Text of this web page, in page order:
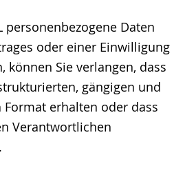
personenbezogene Daten
oder einer Einwilligung
können Sie verlangen, dass
gängigen und
erhalten oder dass
Verantwortlichen